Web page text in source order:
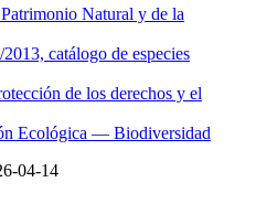
Natural y de la
catálogo de especies
de los derechos y el
Ecológica — Biodiversidad
04-14